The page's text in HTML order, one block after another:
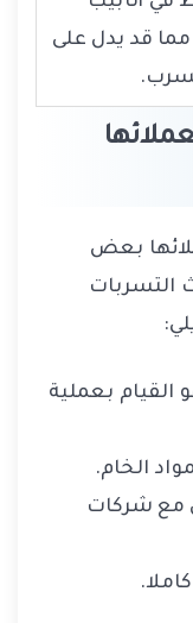
مما قد يدل على
بعض
التسربات
القيام بعملية
الخام.
مع شركات